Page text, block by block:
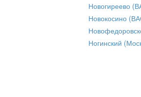
Новогиреево
Новокосино
Ногинский